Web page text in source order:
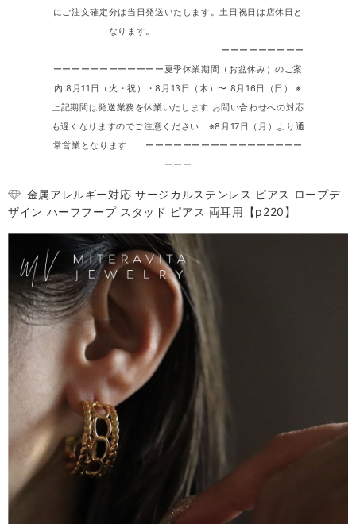
にご注文確定分は当日発送いたします。土日祝日は店休日と
なります。
ーーーーーーーーー
ーーーーーーーーーーーー夏季休業期間（お盆休み）のご案
内 8月11日（火・祝）・8月13日（木）〜 8月16日（日） ※
上記期間は発送業務を休業いたします お問い合わせへの対応
も遅くなりますのでご注意ください ※8月17日（月）より通
常営業となります ーーーーーーーーーーーーーーーーー
ーーー
金属アレルギー対応 サージカルステンレス ピアス ロープデ
ザイン ハーフフープ スタッド ピアス 両耳用【p220】